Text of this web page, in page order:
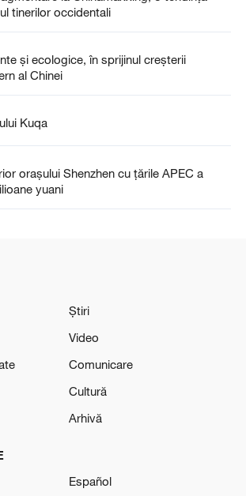
tinerilor occidentali
și ecologice, în sprijinul creșterii
al Chinei
Kuqa
orașului Shenzhen cu țările APEC a
yuani
Știri
Video
Comunicare
Cultură
Arhivă
Español